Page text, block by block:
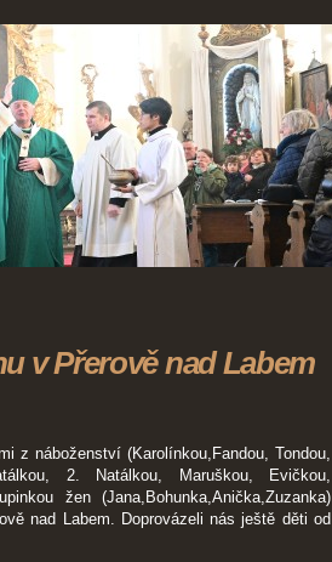
v Přerově nad Labem
z náboženství (Karolínkou,Fandou, Tondou,
2. Natálkou, Maruškou, Evičkou,
žen (Jana,Bohunka,Anička,Zuzanka)
nad Labem. Doprovázeli nás ještě děti od